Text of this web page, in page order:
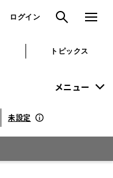
ログイン 検索 メニュ
トピックス
メニュー
未設定